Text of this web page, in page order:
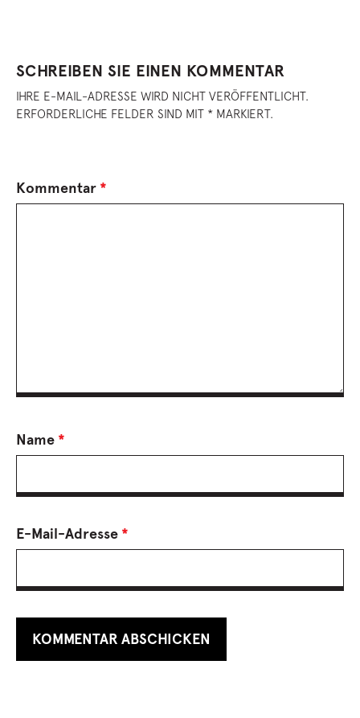
SCHREIBEN SIE EINEN KOMMENTAR
IHRE E-MAIL-ADRESSE WIRD NICHT VERÖFFENTLICHT.
ERFORDERLICHE FELDER SIND MIT * MARKIERT.
Name *
E-Mail-Adresse *
Kommentar *